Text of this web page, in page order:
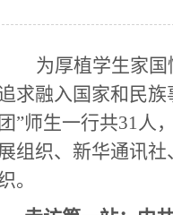
为厚植学生家
求融入国家和民族
团”师生一行共31人
组织、新华通讯
。